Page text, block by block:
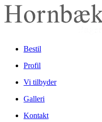
Bestil
Profil
Vi tilbyder
Galleri
Kontakt